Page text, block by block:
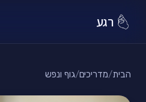
רגע
הבית/מדריכים/גוף ונפש